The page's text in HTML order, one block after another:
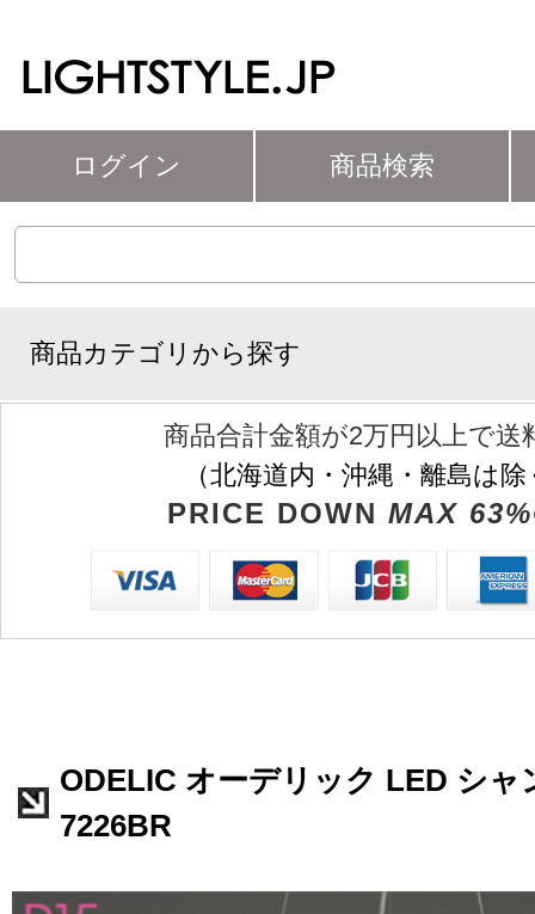
ログイン 商品検索
商品カテゴリから探す
商品合計金額が2万円以上で送
（北海道内・沖縄・離島は
PRICE DOWN MAX
ODELIC オーデリック LED シャ
7226BR